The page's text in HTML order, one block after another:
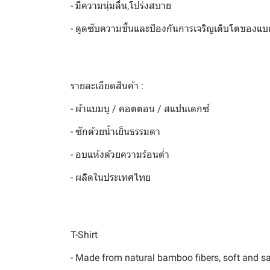
- มีความนุ่มลื่น,โปร่งสบาย
- ดูดซับความชื้นและป้องกันการเจริญเติบโตของแบ
รายละเอียดสินค้า :
- ผ้าแบมบู / คอตตอน / สแปนเดกซ์
- ซักด้วยน้ำเย็นธรรมดา
- อบแห้งด้วยความร้อนต่ำ
- ผลิตในประเทศไทย
T-Shirt
- Made from natural bamboo fibers, soft and